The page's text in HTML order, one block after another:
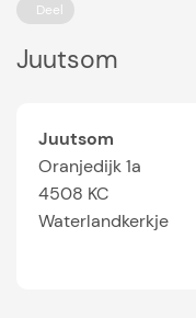
Deel
Juutsom
Juutsom
Oranjedijk 1a
4508 KC
Waterlandkerkje